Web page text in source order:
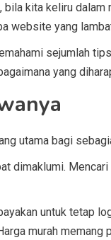
bila kita keliru
website yang
sejumlah
yang
utama bagi
dimaklumi.
untuk tetap
murah